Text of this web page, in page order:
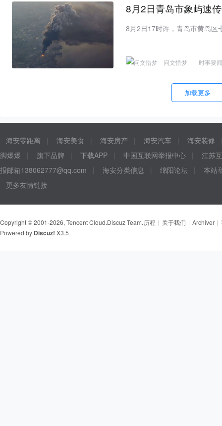
8月2日青岛市象屿速
问文惜梦 | 时事要闻
加载更多
海安零距离 海安美食 海安房产 海安汽车 海安装修
脚爆爆
旗下品牌 下载APP 中国互联网举报中心
江苏
报邮箱138062777@qq.com
海安分类信息 绵阳论坛
本站
更多友情链接
历程 | 关于我们 | Archiver |
Copyright © 2001-2026, Tencent Cloud.Discuz Team.
Powered by Discuz! X3.5